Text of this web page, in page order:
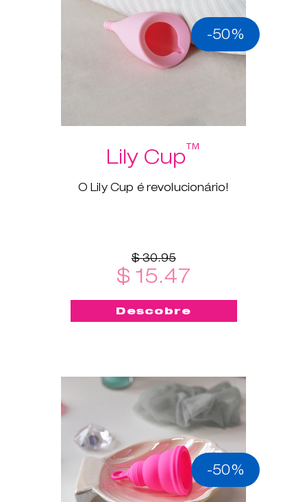
-50%
Lily Cup™
O Lily Cup é revolucionário!
$ 30.95
$ 15.47
Descobre
-50%